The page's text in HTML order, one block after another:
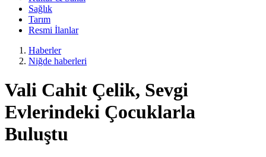
Sağlık
Tarım
Resmi İlanlar
Haberler
Niğde haberleri
Vali Cahit Çelik, Sevgi
Evlerindeki Çocuklarla
Buluştu